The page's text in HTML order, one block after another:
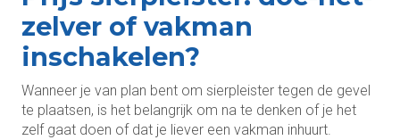
zelver of vakman
inschakelen?
Wanneer je van plan bent om sierpleister tegen de gevel
te plaatsen, is het belangrijk om na te denken of je het
zelf gaat doen of dat je liever een vakman inhuurt.